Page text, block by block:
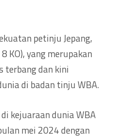
petinju Jepang,
KO), yang merupakan
terbang dan kini
di badan tinju WBA.
kejuaraan dunia WBA
mei 2024 dengan